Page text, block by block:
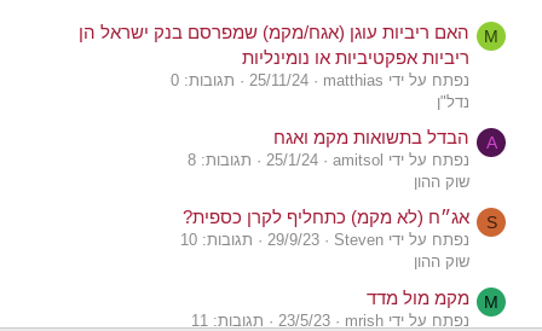
M
האם ריביות עוגן (אגח/מקמ) שמפרסם בנק ישראל הן
ריביות אפקטיביות או נומינליות
נפתח על ידי matthias 25/11/24
תגובות: 0
נדל"ן
A הבדל בתשואות מקמ ואגח
נפתח על ידי amitsol 25/1/24
תגובות: 8
שוק ההון
S אג״ח (לא מקמ) כתחליף לקרן כספית?
נפתח על ידי Steven 29/9/23
תגובות: 10
שוק ההון
M מקמ מול מדד
נפתח על ידי mrish 23/5/23
תגובות: 11